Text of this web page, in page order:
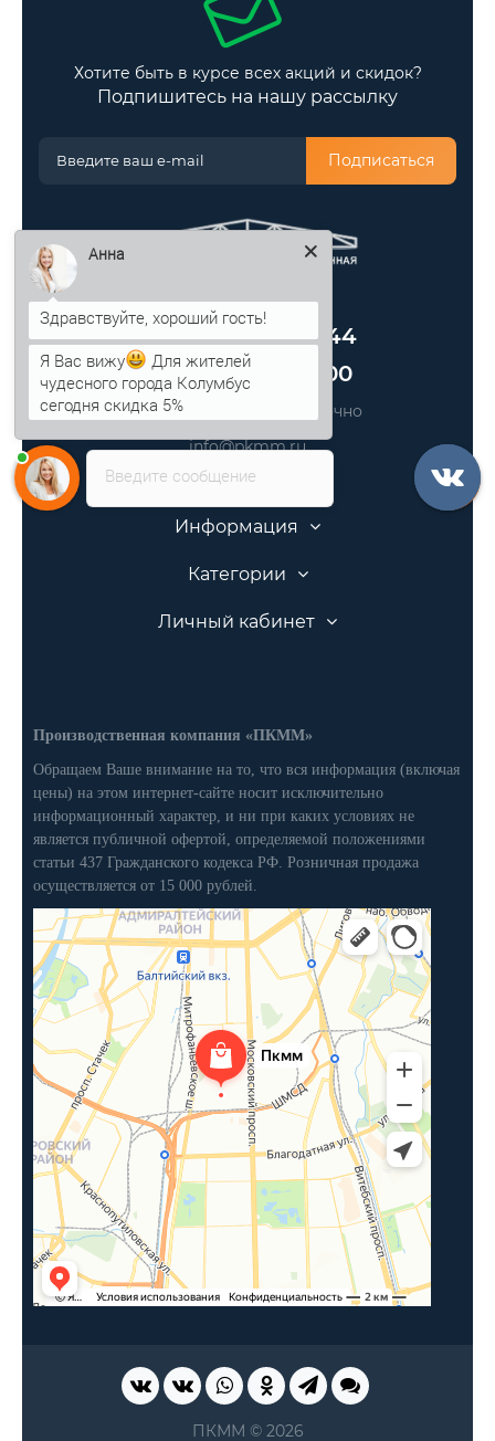
Хотите быть в курсе всех акций и скидок?
Подпишитесь на нашу рассылку
Подписаться
Оформить заказ
+7 (499) 705-80-44
+7 (812) 389-48-00
Звоните нам круглосуточно
info@pkmm.ru
Информация
Категории
Личный кабинет
Производственная компания «ПКММ»
Обращаем Ваше внимание на то, что вся информация (включая
цены) на этом интернет-сайте носит исключительно
информационный характер, и ни при каких условиях не
является публичной офертой, определяемой положениями
статьи 437 Гражданского кодекса РФ. Розничная продажа
осуществляется от 15 000 рублей.
ПКММ © 2026
Введите сообщение
Анна
Я Вас вижу
Для жителей
чудесного города Колумбус
сегодня скидка 5%